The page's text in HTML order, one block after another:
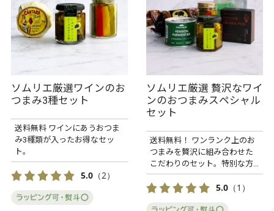
ソムリエ厳選ワインのお
つまみ3種セット
送料無料 ワインにあうおつま
み3種類が入ったお得なセッ
ト。
5.0（2）
ソムリエ厳選 贅沢なワイ
ンのおつまみスペシャル
セット
送料無料！ ワンランク上のお
つまみを贅沢に組み合わせた
こだわりのセット。特別な方
への贈り物にぴったりです。
5.0（1）